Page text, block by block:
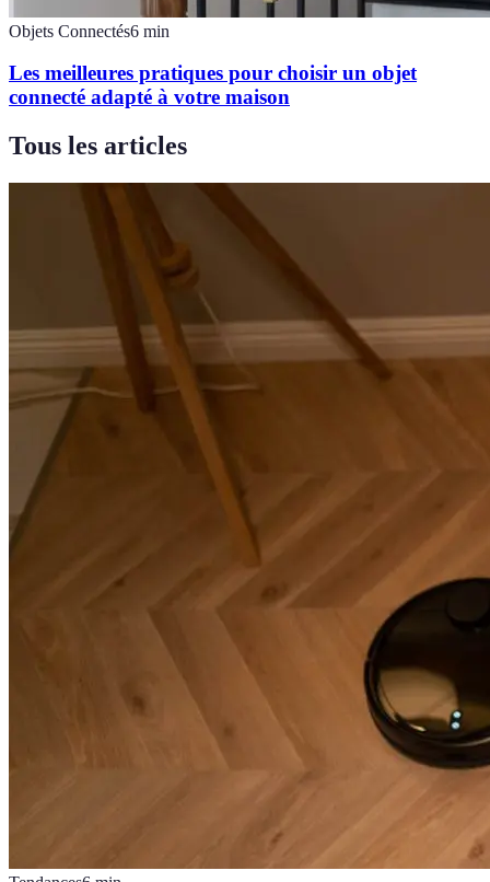
Objets Connectés6 min
Les meilleures pratiques pour choisir un objet
connecté adapté à votre maison
Tous les articles